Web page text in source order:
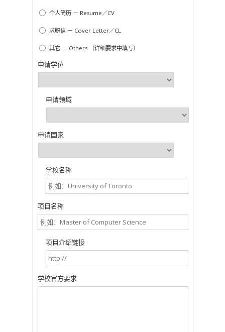
个人简历 － Resume／CV
求职信 － Cover Letter／CL
其它 － Others （详细要求中填写）
申请学位
申请领域
申请国家
学校名称
项目名称
项目介绍链接
学校官方要求